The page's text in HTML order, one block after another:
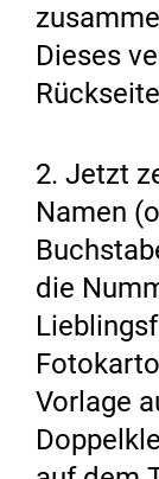
Dieses
2. Jetzt
Namen
die
Vorlage